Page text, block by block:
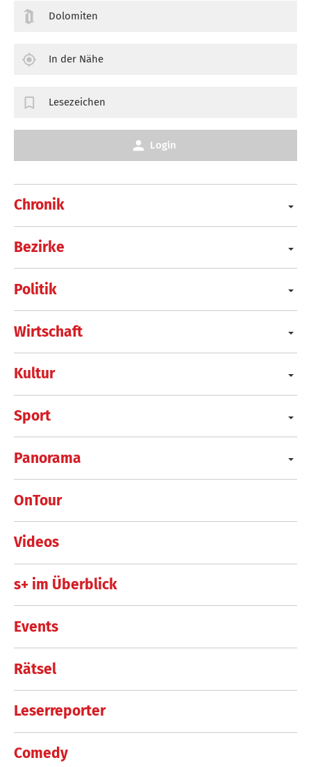
Chronik
Bezirke
Politik
Wirtschaft
Kultur
Sport
Panorama
OnTour
Videos
s+ im Überblick
Events
Rätsel
Leserreporter
Comedy
Dolomiten
In der Nähe
Lesezeichen
Login